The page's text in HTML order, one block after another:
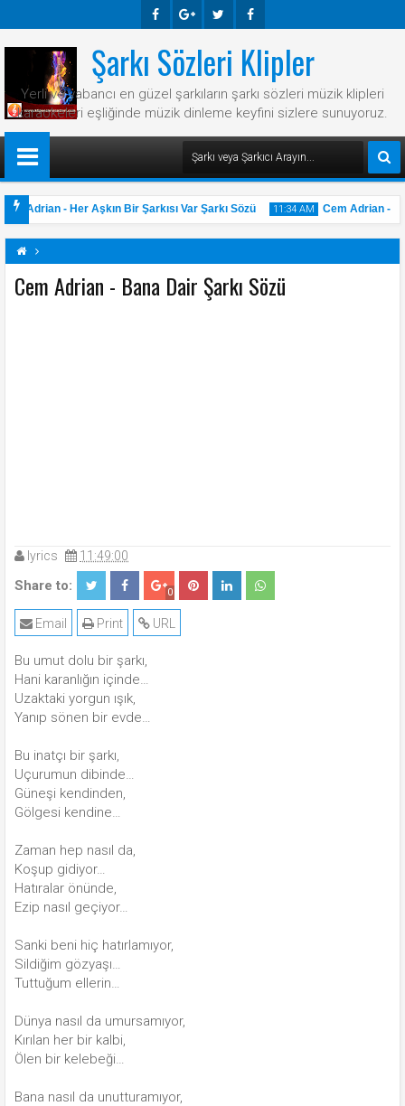
Ook E-
Plus
R Ook
Şarkı Sözleri Klipler
Yerli ve yabancı en güzel şarkıların şarkı sözleri müzik klipleri
karaokeleri eşliğinde müzik dinleme keyfini sizlere sunuyoruz.
Adrian - Her Aşkın Bir Şarkısı Var Şarkı Sözü 11:34 AM Cem Adrian -
Cem Adrian - Bana Dair Şarkı Sözü
lyrics 11:49:00
Share to: 0
URL
Print
Email
Bu umut dolu bir şarkı,
Hani karanlığın içinde…
Uzaktaki yorgun ışık,
Yanıp sönen bir evde…
Bu inatçı bir şarkı,
Uçurumun dibinde…
Güneşi kendinden,
Gölgesi kendine…
Zaman hep nasıl da,
Koşup gidiyor…
Hatıralar önünde,
Ezip nasıl geçiyor…
Sanki beni hiç hatırlamıyor,
Sildiğim gözyaşı…
Tuttuğum ellerin…
Dünya nasıl da umursamıyor,
Kırılan her bir kalbi,
Ölen bir kelebeği…
Bana nasıl da unutturamıyor,